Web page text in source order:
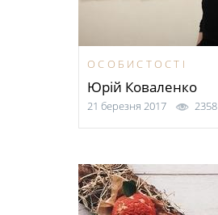
ОСОБИСТОСТІ
Юрій Коваленко
21 березня 2017 2358